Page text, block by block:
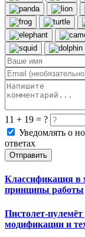
11 + 19 = ?
Уведомлять о
ответах
Отправить
Классификация в
принципы работы
Пистолет-
модификации и